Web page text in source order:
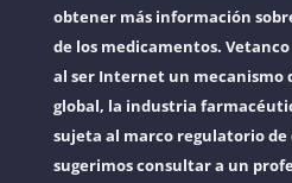
obtener más información
de los medicamentos. Vetanco
al ser Internet un mecanismo
global, la industria
sujeta al marco regulatorio de
sugerimos consultar a un